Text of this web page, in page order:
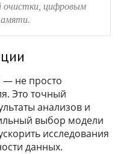
очистки, цифровым
— не просто
Это точный
анализов и
выбор модели
исследования
данных.